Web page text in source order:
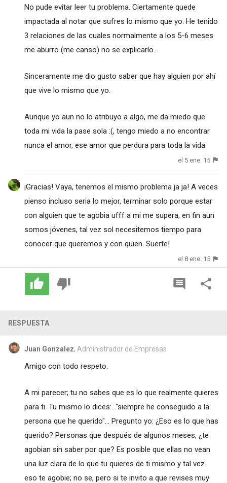
No pude evitar leer tu problema. Ciertamente quede
impactada al notar que sufres lo mismo que yo. He tenido
3 relaciones de las cuales normalmente a los 5-6 meses
me aburro (me canso) no se explicarlo.
Sinceramente me dio gusto saber que hay alguien por ahí
que vive lo mismo que yo.
Aunque yo aun no lo atribuyo a algo, me da miedo que
toda mi vida la pase sola :(, tengo miedo a no encontrar
nunca el amor, ese amor que perdura para toda la vida.
el 5 ene. 15
¡Gracias! Vaya, tenemos el mismo problema ja ja! A veces
pienso incluso seria lo mejor, terminar solo porque estar
con alguien que te agobia ufff a mi me supera, en fin aun
somos jóvenes, tal vez sol necesitemos tiempo para
conocer que queremos y con quien. Suerte!
el 8 ene. 15
RESPUESTA
Juan Gonzalez, Administrador de Empresas
Amigo con todo respeto.
A mi parecer; tu no sabes que es lo que realmente quieres
para ti. Tu mismo lo dices:..."siempre he conseguido a la
persona que he querido"... Pregunto yo: ¿Eso es lo que has
querido? Personas que después de algunos meses, ¿te
agobian sin saber por que? Es posible que ellas no vean
una luz clara de lo que tu quieres de ti mismo y tal vez
eso te agobie; no se, pero si te invito a que revises muy